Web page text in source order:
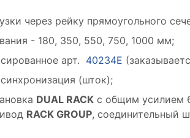
через рейку прямоугольного
- 180, 350, 550, 750, 1000 мм;
арт. 40234E
(шток);
DUAL RACK с общим усилием
RACK GROUP, соединительный